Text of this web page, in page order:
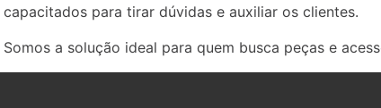
capacitados para tirar dúvidas e auxiliar os clientes.
Somos a solução ideal para quem busca peças e